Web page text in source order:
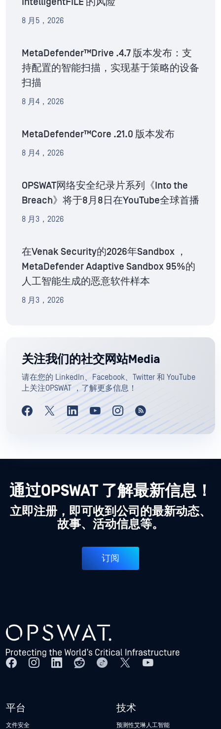
8 月5，2026
MetaDefender™Drive .4.7 版本发布：支
持配置的智能扫描，实现基于策略的设备
扫描
8 月4，2026
MetaDefender™Core .21.0 版本发布
8 月4，2026
OPSWAT网络安全纪录片系列《Into the
Breach》将于8月8日在YouTube全球首播
8 月3，2026
在Venak Security的2026年Sandbox ，
MetaDefender Adaptive Sandbox 95%的
人工智能生成的恶意软件样本
8 月3，2026
关注我们的社交网站Media
请在您的 LinkedIn、Facebook、Twitter 和 YouTube
上关注OPSWAT ，了解更多信息！
通过OPSWAT 了解最新信息！
立即注册，即可收到公司的最新动态、
故事、活动信息等。
订阅
平台
文件安全
技术
预测性艾琳人工智能